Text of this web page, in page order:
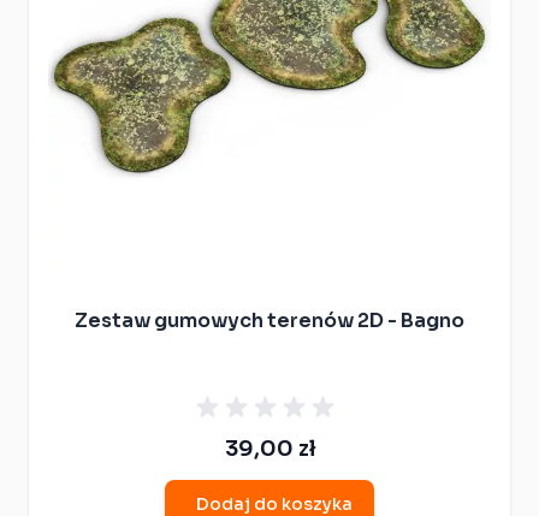
Zestaw gumowych terenów 2D - Bagno
39,00 zł
Dodaj do koszyka